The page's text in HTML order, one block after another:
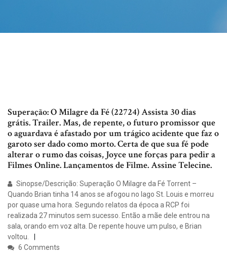
Superação: O Milagre da Fé (22724) Assista 30 dias
grátis. Trailer. Mas, de repente, o futuro promissor que
o aguardava é afastado por um trágico acidente que faz o
garoto ser dado como morto. Certa de que sua fé pode
alterar o rumo das coisas, Joyce une forças para pedir a
Filmes Online. Lançamentos de Filme. Assine Telecine.
Sinopse/Descrição: Superação O Milagre da Fé Torrent –
Quando Brian tinha 14 anos se afogou no lago St. Louis e morreu
por quase uma hora. Segundo relatos da época a RCP foi
realizada 27 minutos sem sucesso. Então a mãe dele entrou na
sala, orando em voz alta. De repente houve um pulso, e Brian
voltou.
6 Comments